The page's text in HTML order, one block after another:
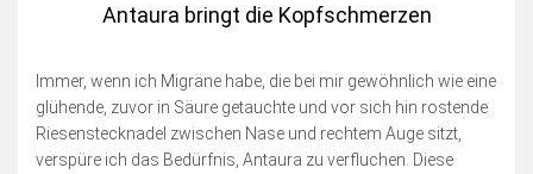
Fotosamstag
Die wilde Kamera
Blogserie: Unnützes Wissen
Antaura bringt die Kopfschmerzen
Immer, wenn ich Migräne habe, die bei mir gewöhnlich wie eine
glühende, zuvor in Säure getauchte und vor sich hin rostende
Riesenstecknadel zwischen Nase und rechtem Auge sitzt,
verspüre ich das Bedürfnis, Antaura zu verfluchen. Diese